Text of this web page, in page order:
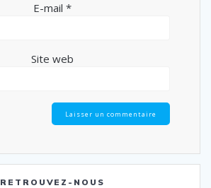
E-mail *
Site web
RETROUVEZ-NOUS